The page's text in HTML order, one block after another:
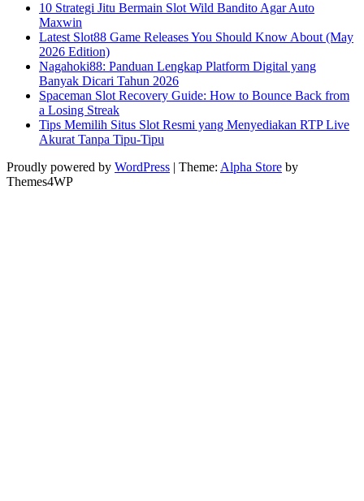
10 Strategi Jitu Bermain Slot Wild Bandito Agar Auto
Maxwin
Latest Slot88 Game Releases You Should Know About (May
2026 Edition)
Nagahoki88: Panduan Lengkap Platform Digital yang
Banyak Dicari Tahun 2026
Spaceman Slot Recovery Guide: How to Bounce Back from
a Losing Streak
Tips Memilih Situs Slot Resmi yang Menyediakan RTP Live
Akurat Tanpa Tipu-Tipu
Proudly powered by WordPress | Theme: Alpha Store by
Themes4WP